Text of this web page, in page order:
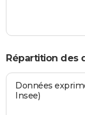
Répartition des
Données
Insee)